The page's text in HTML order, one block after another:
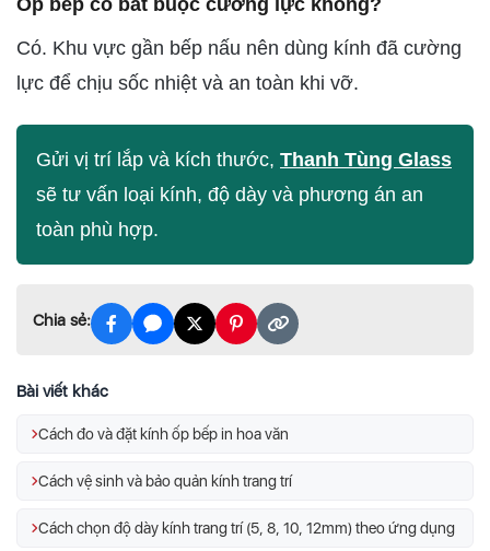
Có. Khu vực gần bếp nấu nên dùng kính đã cường
lực để chịu sốc nhiệt và an toàn khi vỡ.
Gửi vị trí lắp và kích thước, Thanh Tùng Glass
sẽ tư vấn loại kính, độ dày và phương án an
toàn phù hợp.
Chia sẻ:
Bài viết khác
Cách đo và đặt kính ốp bếp in hoa văn
Cách vệ sinh và bảo quản kính trang trí
Cách chọn độ dày kính trang trí (5, 8, 10, 12mm) theo ứng dụng